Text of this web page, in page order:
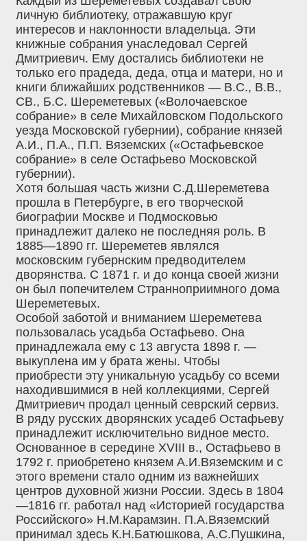
личную библиотеку, отражавшую круг
интересов и наклонности владельца. Эти
книжные собрания унаследовал Сергей
Дмитриевич. Ему достались библиотеки не
только его прадеда, деда, отца и матери, но и
книги ближайших родственников — B.C., В.В.,
СВ., Б.С. Шереметевых («Волочаевское
собрание» в селе Михайловском Подольского
уезда Московской губернии), собрание князей
А.И., П.А., П.П. Вяземских («Остафьевское
собрание» в селе Остафьево Московской
губернии).
Хотя большая часть жизни С.Д.Шереметева
прошла в Петербурге, в его творческой
биографии Москве и Подмосковью
принадлежит далеко не последняя роль. В
1885—1890 гг. Шереметев являлся
московским губернским предводителем
дворянства. С 1871 г. и до конца своей жизни
он был попечителем Странноприимного дома
Шереметевых.
Особой заботой и вниманием Шереметева
пользовалась усадьба Остафьево. Она
принадлежала ему с 13 августа 1898 г. —
выкуплена им у брата жены. Чтобы
приобрести эту уникальную усадьбу со всеми
находившимися в ней коллекциями, Сергей
Дмитриевич продал ценный севрский сервиз.
В ряду русских дворянских усадеб Остафьеву
принадлежит исключительно видное место.
Основанное в середине XVIII в., Остафьево в
1792 г. приобретено князем А.И.Вяземским и с
этого времени стало одним из важнейших
центров духовной жизни России. Здесь в 1804
—1816 гг. работал над «Историей государства
Российского» Н.М.Карамзин. П.А.Вяземский
принимал здесь К.Н.Батюшкова, А.С.Пушкина,